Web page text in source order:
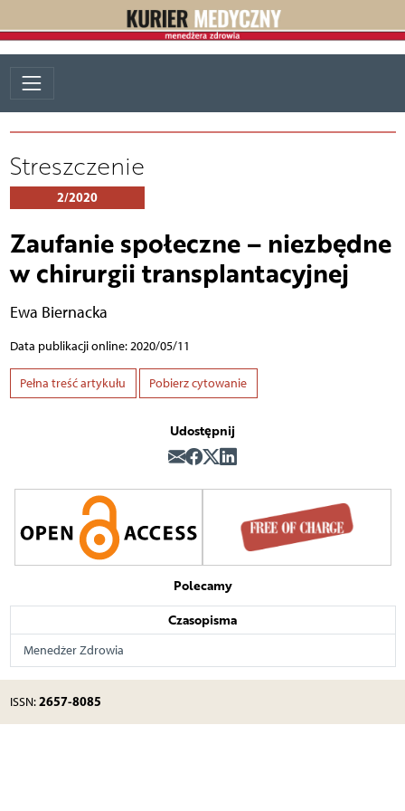
Streszczenie
2/2020
Zaufanie społeczne – niezbędne
w chirurgii transplantacyjnej
Ewa Biernacka
Data publikacji online: 2020/05/11
Pełna treść artykułu Pobierz cytowanie
Udostępnij
Polecamy
Czasopisma
Menedżer Zdrowia
ISSN:2657-8085